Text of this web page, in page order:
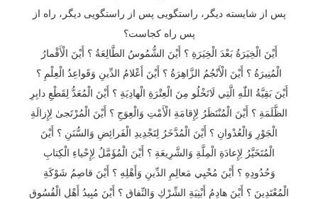
پس از شایسته دیگر، راستگویی پس از راستگویی دیگر، راه از
پس راه کجاست؟
أَيْنَ الْخِيَرَةُ بَعْدَ الْخِيَرَةِ ؟ أَيْنَ الشُّمُوسُ الطَّالِعَةُ ؟ أَيْنَ الْأَقْمارُ
الْمُنِيرَةُ ؟ أَيْنَ الْأَنْجُمُ الزَّاهِرَةُ ؟ أَيْنَ أَعْلامُ الدِّينِ وَقَواعِدُ الْعِلْمِ ؟
أَيْنَ بَقِيَّةُ اللّٰهِ الَّتِي لَاتَخْلُو مِنَ الْعِتْرَةِ الْهادِيَةِ ؟ أَيْنَ الْمُعَدُّ لِقَطْعِ دابِرِ
الظَّلَمَةِ ؟ أَيْنَ الْمُنْتَظَرُ لِإِقامَةِ الْأَمْتِ وَالْعِوَجِ ؟ أَيْنَ الْمُرْتَجىٰ لِإِزالَةِ
الْجَوْرِ وَالْعُدْوانِ ؟ أَيْنَ الْمُدَّخَرُ لِتَجْدِيدِ الْفَرائِضِ وَالسُّنَنِ ؟ أَيْنَ
الْمُتَخَيَّرُ لِإِعادَةِ الْمِلَّةِ وَالشَّرِيعَةِ ؟ أَيْنَ الْمُؤَمَّلُ لِإِحْياءِ الْكِتابِ
وَحُدُودِهِ ؟ أَيْنَ مُحْيِي مَعالِمِ الدِّينِ وَأَهْلِهِ ؟ أَيْنَ قاصِمُ شَوْكَةِ
الْمُعْتَدِينَ ؟ أَيْنَ هادِمُ أَبْنِيَةِ الشِّرْكِ وَالنِّفاقِ ؟ أَيْنَ مُبِيدُ أَهْلِ الْفُسُوقِ